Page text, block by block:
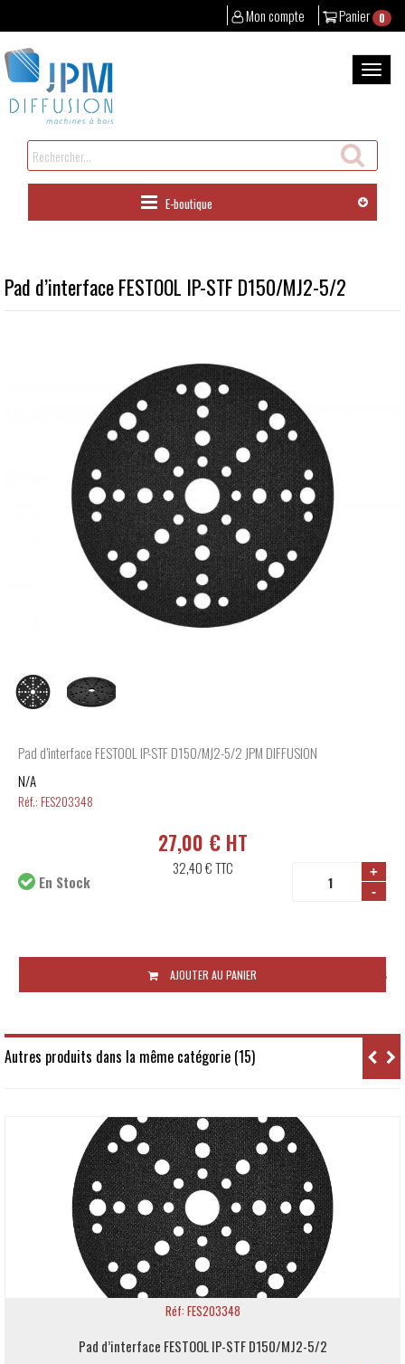
Panier 0
Mon compte
au
contenu
la
Rechercher
un
produit
E-boutique
Pad d’interface FESTOOL IP-STF D150/MJ2-5/2
Pad d’interface FESTOOL IP-STF D150/MJ2-5/2 JPM DIFFUSION
N/A
Réf.: FES203348
27,00 € HT
32,40 €TTC
+
-
En Stock
48 à 72 heures
AJOUTER AU PANIER
Autres produits dans la même catégorie (15)
Réf: FES203348
Pad d’interface FESTOOL IP-STF D150/MJ2-5/2